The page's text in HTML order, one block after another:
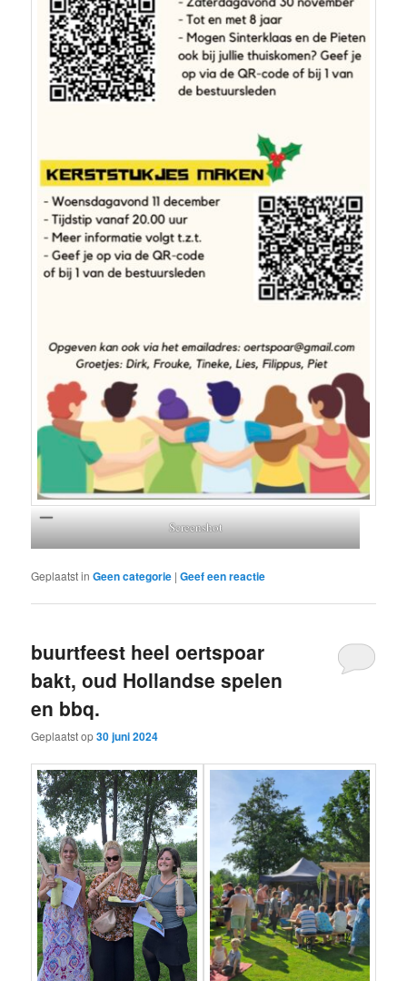
Screenshot
Geplaatst in Geen categorie |Geef een reactie
buurtfeest heel oertspoar
bakt, oud Hollandse spelen
en bbq.
Geplaatst op30 juni 2024